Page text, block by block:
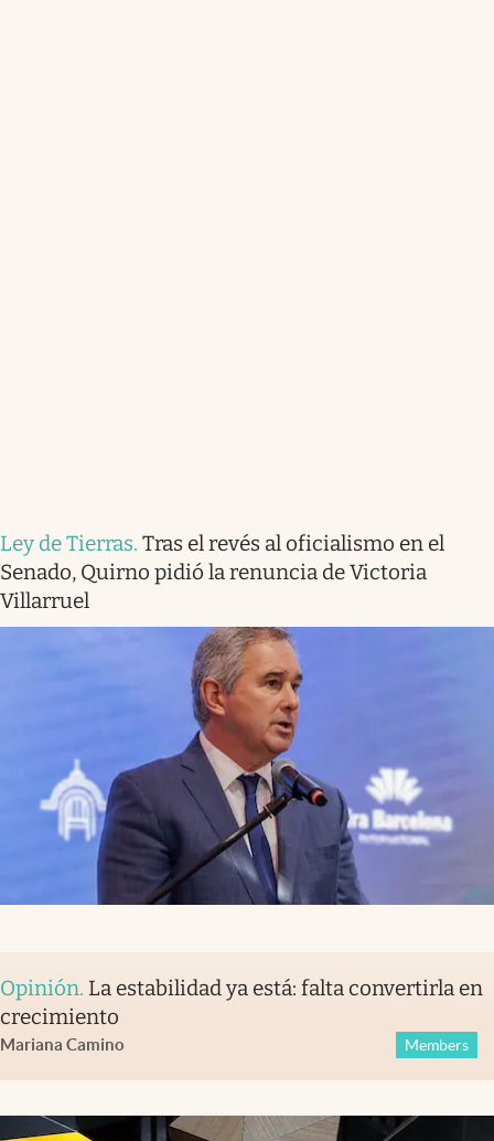
Ley de Tierras. Tras el revés al oficialismo en el
Senado, Quirno pidió la renuncia de Victoria
Villarruel
Opinión. La estabilidad ya está: falta convertirla en
crecimiento
Mariana Camino Members